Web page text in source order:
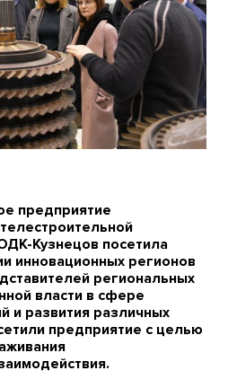
предприятие
Кузнецов посетила
инновационных регионов
региональных
власти в сфере
и развития различных
предприятие с целью